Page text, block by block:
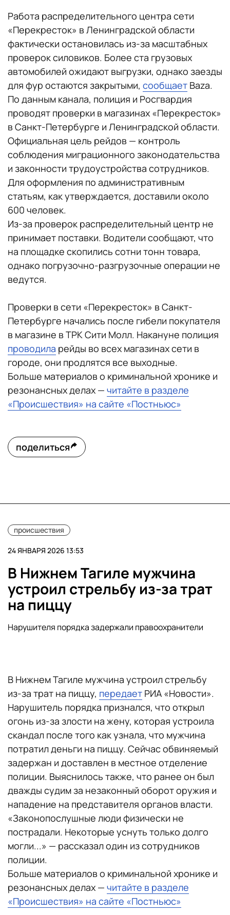
Работа распределительного центра сети
«Перекресток» в Ленинградской области
фактически остановилась из-за масштабных
проверок силовиков. Более ста грузовых
автомобилей ожидают выгрузки, однако заезды
для фур остаются закрытыми, сообщает Baza.
По данным канала, полиция и Росгвардия
проводят проверки в магазинах «Перекресток»
в Санкт-Петербурге и Ленинградской области.
Официальная цель рейдов — контроль
соблюдения миграционного законодательства
и законности трудоустройства сотрудников.
Для оформления по административным
статьям, как утверждается, доставили около
600 человек.
Из-за проверок распределительный центр не
принимает поставки. Водители сообщают, что
на площадке скопились сотни тонн товара,
однако погрузочно-разгрузочные операции не
ведутся.
Проверки в сети «Перекресток» в Санкт-
Петербурге начались после гибели покупателя
в магазине в ТРК Сити Молл. Накануне полиция
проводила рейды во всех магазинах сети в
городе, они продлятся все выходные.
Больше материалов о криминальной хронике и
резонансных делах — читайте в разделе
«Происшествия» на сайте «Постньюс»
поделиться
происшествия
24 ЯНВАРЯ 2026 13:53
В Нижнем Тагиле мужчина
устроил стрельбу из-за трат
на пиццу
Нарушителя порядка задержали правоохранители
В Нижнем Тагиле мужчина устроил стрельбу
из-за трат на пиццу, передает РИА «Новости».
Нарушитель порядка признался, что открыл
огонь из-за злости на жену, которая устроила
скандал после того как узнала, что мужчина
потратил деньги на пиццу. Сейчас обвиняемый
задержан и доставлен в местное отделение
полиции. Выяснилось также, что ранее он был
дважды судим за незаконный оборот оружия и
нападение на представителя органов власти.
«Законопослушные люди физически не
пострадали. Некоторые уснуть только долго
могли...» — рассказал один из сотрудников
полиции.
Больше материалов о криминальной хронике и
резонансных делах — читайте в разделе
«Происшествия» на сайте «Постньюс»